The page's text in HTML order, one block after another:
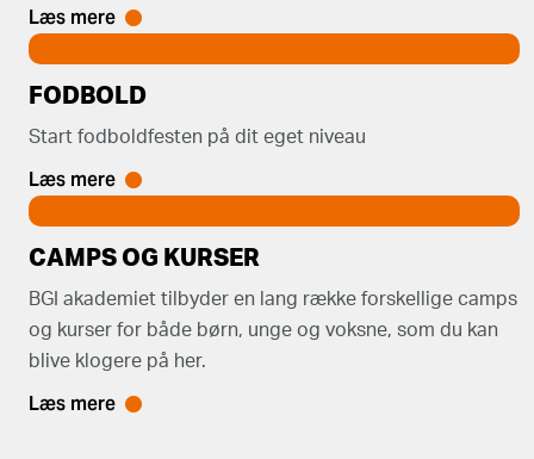
Læs mere
FODBOLD
Start fodboldfesten på dit eget niveau
Læs mere
CAMPS OG KURSER
BGI akademiet tilbyder en lang række forskellige camps
og kurser for både børn, unge og voksne, som du kan
blive klogere på her.
Læs mere